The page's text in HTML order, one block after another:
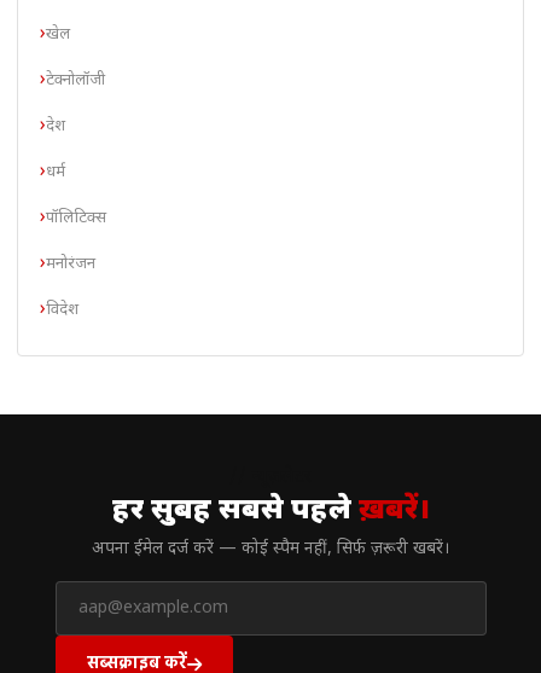
खेल
टेक्नोलॉजी
देश
धर्म
पॉलिटिक्स
मनोरंजन
विदेश
हर सुबह सबसे पहलेख़बरें।
अपना ईमेल दर्ज करें — कोई स्पैम नहीं, सिर्फ ज़रूरी खबरें।
सब्सक्राइब करें